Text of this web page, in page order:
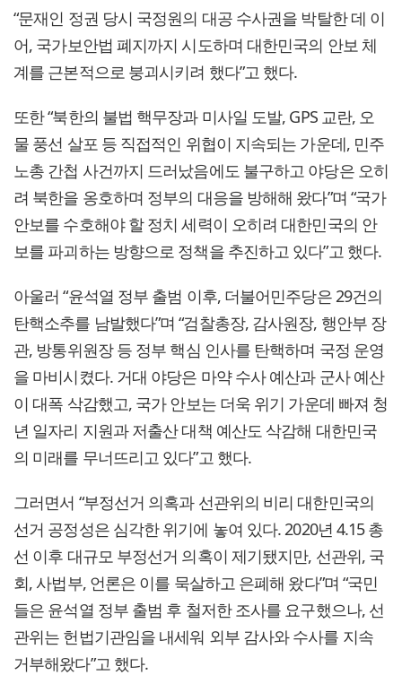
“문재인 정권 당시 국정원의 대공 수사권을 박탈한 데 이
어, 국가보안법 폐지까지 시도하며 대한민국의 안보 체
계를 근본적으로 붕괴시키려 했다”고 했다.
또한 “북한의 불법 핵무장과 미사일 도발, GPS 교란, 오
물 풍선 살포 등 직접적인 위협이 지속되는 가운데, 민주
노총 간첩 사건까지 드러났음에도 불구하고 야당은 오히
려 북한을 옹호하며 정부의 대응을 방해해 왔다”며 “국가
안보를 수호해야 할 정치 세력이 오히려 대한민국의 안
보를 파괴하는 방향으로 정책을 추진하고 있다”고 했다.
아울러 “윤석열 정부 출범 이후, 더불어민주당은 29건의
탄핵소추를 남발했다”며 “검찰총장, 감사원장, 행안부 장
관, 방통위원장 등 정부 핵심 인사를 탄핵하며 국정 운영
을 마비시켰다. 거대 야당은 마약 수사 예산과 군사 예산
이 대폭 삭감했고, 국가 안보는 더욱 위기 가운데 빠져 청
년 일자리 지원과 저출산 대책 예산도 삭감해 대한민국
의 미래를 무너뜨리고 있다”고 했다.
그러면서 “부정선거 의혹과 선관위의 비리 대한민국의
선거 공정성은 심각한 위기에 놓여 있다. 2020년 4.15 총
선 이후 대규모 부정선거 의혹이 제기됐지만, 선관위, 국
회, 사법부, 언론은 이를 묵살하고 은폐해 왔다”며 “국민
들은 윤석열 정부 출범 후 철저한 조사를 요구했으나, 선
관위는 헌법기관임을 내세워 외부 감사와 수사를 지속
거부해왔다”고 했다.